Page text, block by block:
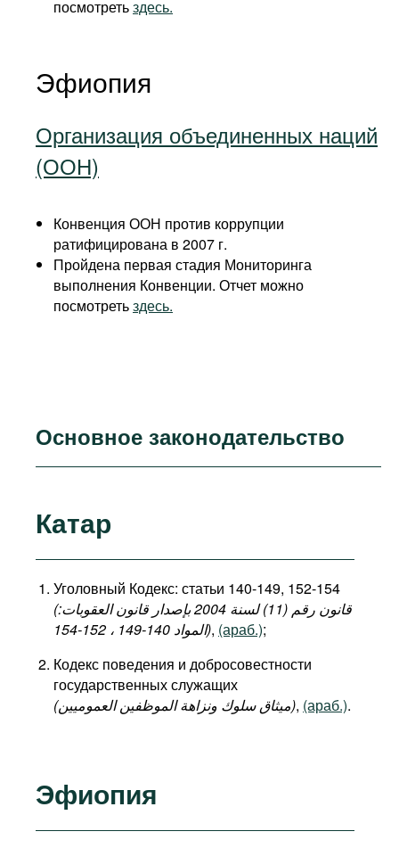
посмотретьздесь.
Эфиопия
Организация объединенных наций
(ООН)
Конвенция ООН против коррупции
ратифицирована в 2007 г.
Пройдена первая стадия Мониторинга
выполнения Конвенции. Отчет можно
посмотретьздесь.
Основное законодательство
Катар
Уголовный Кодекс: статьи 140-149, 152-154
(قانون رقم (11) لسنة 2004 بإصدار قانون العقوبات:
المواد 140-149 ، 152-154), (араб.);
Кодекс поведения и добросовестности
государственных служащих
(میثاق سلوك ونزاهة الموظفين العموميين), (араб.).
Эфиопия